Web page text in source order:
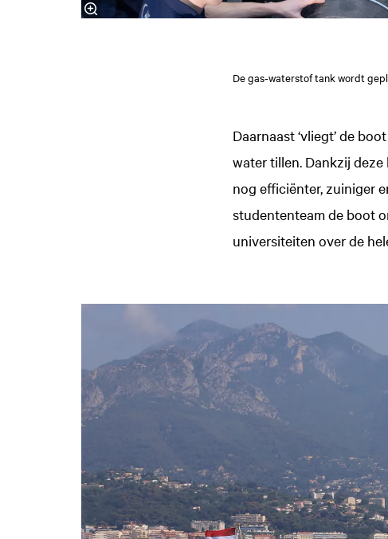
De gas-waterstof tank wordt
Daarnaast ‘vliegt’ de
water tillen. Dankzij
nog efficiënter, zuiniger
studententeam de boot
universiteiten over de